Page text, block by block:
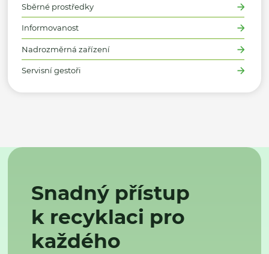
Sběrné prostředky
Informovanost
Nadrozměrná zařízení
Servisní gestoři
Snadný přístup
k recyklaci pro
každého